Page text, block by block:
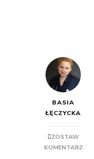
BASIA
ŁĘCZYCKA
ZOSTAW
KOMENTARZ